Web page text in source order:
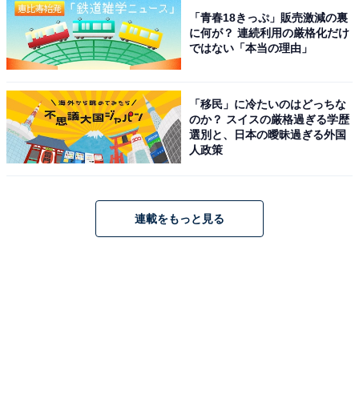
「青春18きっぷ」販売激減の裏
に何が？ 連続利用の厳格化だけ
ではない「本当の理由」
「移民」に冷たいのはどっちな
のか？ スイスの厳格過ぎる学歴
選別と、日本の曖昧過ぎる外国
人政策
連載をもっと見る